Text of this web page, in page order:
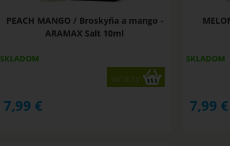
PEACH MANGO / Broskyňa a mango -
ARAMAX Salt 10ml
SKLADOM
varianty
7,99 €
SKLADOM
7,99 €